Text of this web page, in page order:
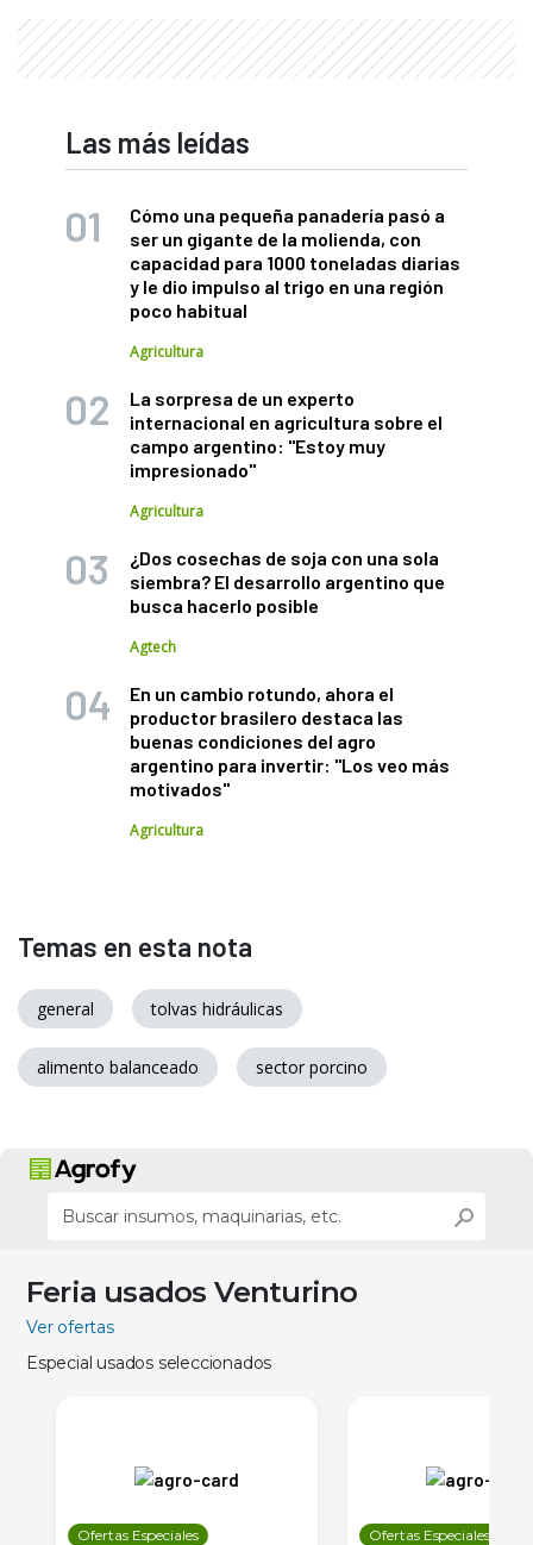
Las más leídas
Cómo una pequeña panadería pasó a
ser un gigante de la molienda, con
capacidad para 1000 toneladas diarias
y le dio impulso al trigo en una región
poco habitual
Agricultura
La sorpresa de un experto
internacional en agricultura sobre el
campo argentino: "Estoy muy
impresionado"
Agricultura
¿Dos cosechas de soja con una sola
siembra? El desarrollo argentino que
busca hacerlo posible
Agtech
En un cambio rotundo, ahora el
productor brasilero destaca las
buenas condiciones del agro
argentino para invertir: "Los veo más
motivados"
Agricultura
Temas en esta nota
general tolvas hidráulicas
alimento balanceado sector porcino
Feria usados Venturino
Ver ofertas
Especial usados seleccionados
Ofertas Especiales Ofertas Especiales